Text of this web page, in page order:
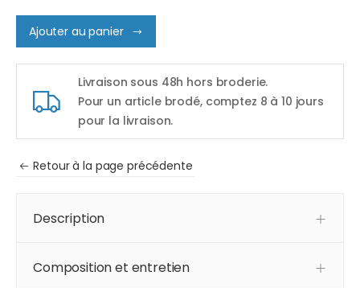
Ajouter au panier
Livraison sous 48h hors broderie.
Pour un article brodé, comptez 8 à 10 jours
pour la livraison.
Retour à la page précédente
Description
Composition et entretien